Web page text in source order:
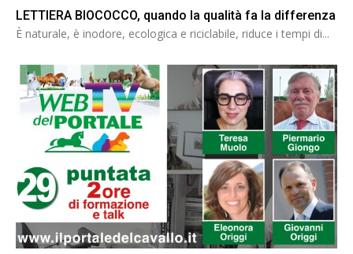
LETTIERA BIOCOCCO, quando la qualità fa la differenza
È naturale, è inodore, ecologica e riciclabile, riduce i tempi di...